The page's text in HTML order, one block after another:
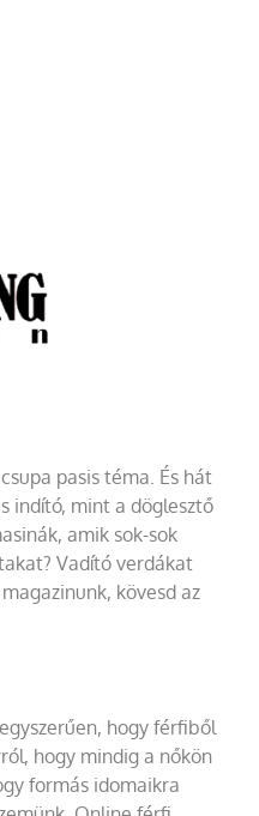
pasis téma. És hát
indító, mint a döglesztő
amik sok-sok
Vadító verdákat
kövesd az
hogy férfiből
hogy mindig a nőkön
formás idomaikra